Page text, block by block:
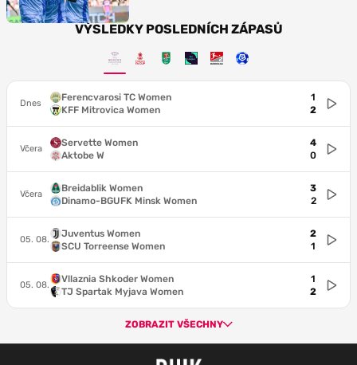
VÝSLEDKY POSLEDNÍCH ZÁPASŮ
Dnes
Ferencvarosi TC Women
KFF Mitrovica Women
1
2
Včera
Servette Women
Aktobe W
4
0
Včera
Breidablik Women
Dinamo-BGUFK Minsk Women
3
2
05. 08.
Juventus Women
SCU Torreense Women
2
1
05. 08.
Vllaznia Shkoder Women
TJ Spartak Myjava Women
1
2
ZOBRAZIT VŠECHNY